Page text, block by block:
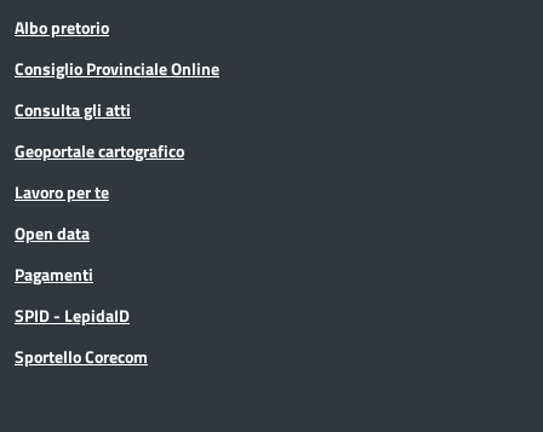
Albo pretorio
Consiglio Provinciale Online
Consulta gli atti
Geoportale cartografico
Lavoro per te
Open data
Pagamenti
SPID - LepidaID
Sportello Corecom